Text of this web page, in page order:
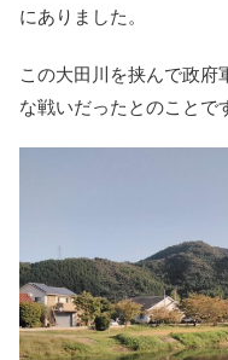
にありました。
この大田川を挟んで政府
な戦いだったとのことで